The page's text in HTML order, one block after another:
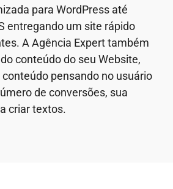
para WordPress até
entregando um site rápido
A Agência Expert também
conteúdo do seu Website,
pensando no usuário
de conversões, sua
criar textos.